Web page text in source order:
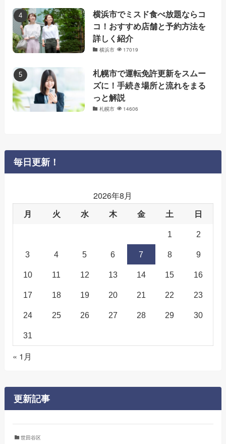
横浜市でミスド食べ放題ならコ
コ！おすすめ店舗と予約方法を
詳しく紹介
横浜市 17019
札幌市で運転免許更新をスムー
ズに！手続き場所と流れをまる
っと解説
札幌市 14606
毎日更新！
2026年8月
月 火 水 木 金 土 日
1 2
3 4 5 6 7 8 9
10 11 12 13 14 15 16
17 18 19 20 21 22 23
24 25 26 27 28 29 30
31
« 1月
更新記事
世田谷区